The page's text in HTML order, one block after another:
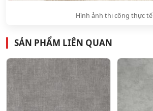
Hình ảnh thi công thực tế
SẢN PHẨM LIÊN QUAN